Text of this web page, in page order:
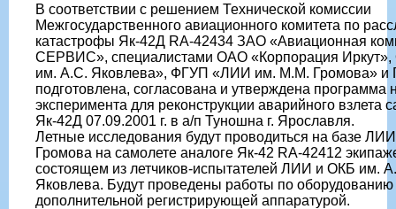
В соответствии с решением Технической комиссии
Межгосударственного авиационного комитета по
катастрофы Як-42Д RA-42434 ЗАО «Авиационная
СЕРВИС», специалистами ОАО «Корпорация
им. А.С. Яковлева», ФГУП «ЛИИ им. М.М. Громова» и
подготовлена, согласована и утверждена программа
эксперимента для реконструкции аварийного взлета
Як-42Д 07.09.2001 г. в а/п Туношна г. Ярославля.
Летные исследования будут проводиться на базе
Громова на самолете аналоге Як-42 RA-42412
состоящем из летчиков-испытателей ЛИИ и ОКБ им.
Яковлева. Будут проведены работы по оборудованию
дополнительной регистрирующей аппаратурой.